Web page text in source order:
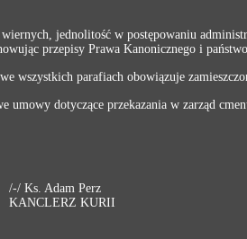
jednolitość w postępowaniu
przepisy Prawa Kanonicznego i
wszystkich parafiach obowiązuje
umowy dotyczące przekazania w zarząd
/-/ Ks. Adam Perz
KANCLERZ KURII